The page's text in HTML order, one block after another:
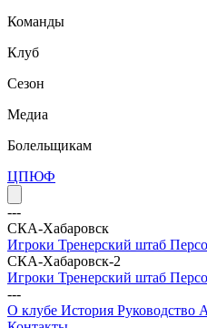
Команды
Клуб
Сезон
Медиа
Болельщикам
ЦПЮФ
---
СКА-Хабаровск
Игроки Тренерский штаб
СКА-Хабаровск-2
Игроки Тренерский штаб
---
О клубе История Руководство